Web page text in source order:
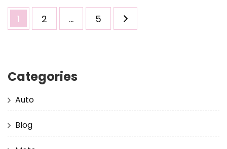
Pagination
des
Page
1 Page
2 … Page
5
Categories
Auto
Blog